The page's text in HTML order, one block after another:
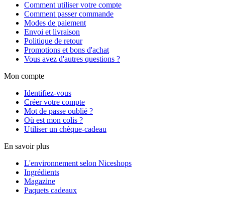
Comment utiliser votre compte
Comment passer commande
Modes de paiement
Envoi et livraison
Politique de retour
Promotions et bons d'achat
Vous avez d'autres questions ?
Mon compte
Identifiez-vous
Créer votre compte
Mot de passe oublié ?
Où est mon colis ?
Utiliser un chèque-cadeau
En savoir plus
L'environnement selon Niceshops
Ingrédients
Magazine
Paquets cadeaux